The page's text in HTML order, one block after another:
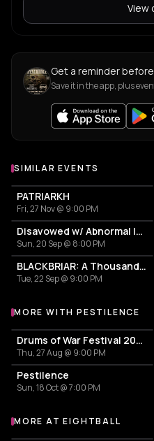
View
Get a reminder
Save it in the app, plus
SIMILAR EVENTS
PATRIARKH
Fri, 27 Nov @ 9:00 PM
Disavowed w/ Abnormal Inhumane
Sun, 20 Sep @ 8:00 PM
BLACKBRIAR: A Thousand Little Deaths
Tue, 22 Sep @ 9:00 PM
More events with Pestilence
MORE WITH PESTILENCE
Drums of War Festival 2026
Thu, 27 Aug @ 9:00 PM
Pestilence
Sun, 18 Oct @ 7:00 PM
More events at Eightball
MORE AT EIGHTBALL